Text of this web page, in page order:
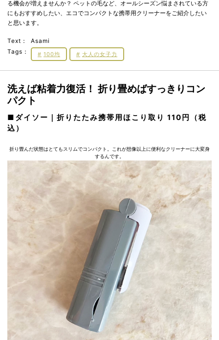
る機会が増えませんか？ ペットの毛など、オールシーズン悩まされている方
にもおすすめしたい、エコでコンパクトな携帯用クリーナーをご紹介したい
と思います。
Text：
Asami
Tags：
100均 大人の女子力
洗えば粘着力復活！ 折り畳めばすっきりコン
パクト
■ダイソー｜折りたたみ携帯用ほこり取り 110円（税
込）
折り畳んだ状態はとてもスリムでコンパクト。これが想像以上に便利なクリーナーに大変身
するんです。